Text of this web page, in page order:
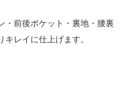
・前後ポケット・裏地・腰裏
レイに仕上げます。